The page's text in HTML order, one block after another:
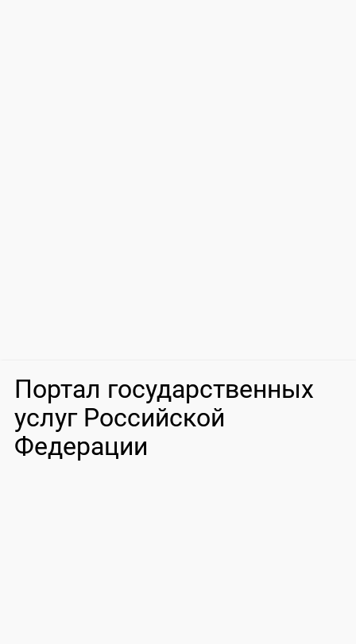
Портал государственных
услуг Российской
Федерации